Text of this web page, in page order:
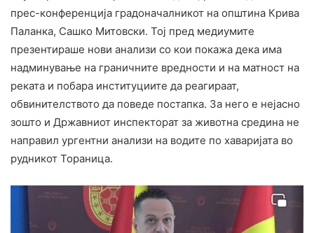
прес-конференција градоначалникот на општина Крива
Паланка, Сашко Митовски. Тој пред медиумите
презентираше нови анализи со кои покажа дека има
надминување на граничните вредности и на матност на
реката и побара институциите да реагираат,
обвинителството да поведе постапка. За него е нејасно
зошто и Државниот инспекторат за животна средина не
направил ургентни анализи на водите по хаваријата во
рудникот Тораница.